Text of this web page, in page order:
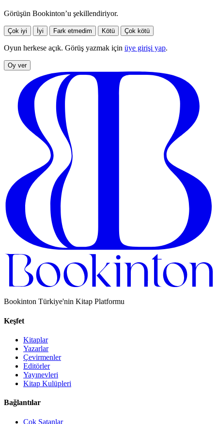
Görüşün Bookinton’u şekillendiriyor.
Çok iyi İyi Fark etmedim Kötü Çok kötü
Oyun herkese açık. Görüş yazmak için üye girişi yap.
Oy ver
Bookinton Türkiye'nin Kitap Platformu
Keşfet
Kitaplar
Yazarlar
Çevirmenler
Editörler
Yayınevleri
Kitap Kulüpleri
Bağlantılar
Çok Satanlar